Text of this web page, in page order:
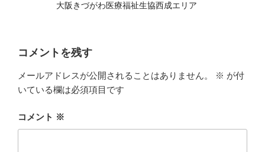
大阪きづがわ医療福祉生協西成エリア
コメントを残す
メールアドレスが公開されることはありません。 ※ が付
いている欄は必須項目です
コメント ※